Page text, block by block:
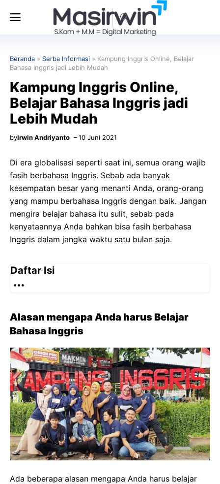
Menu
Beranda » Serba Informasi » Kampung Inggris Online, Belajar
Bahasa Inggris jadi Lebih Mudah
Kampung Inggris Online,
Belajar Bahasa Inggris jadi
Lebih Mudah
byIrwin Andriyanto 10 Juni 2021
Di era globalisasi seperti saat ini, semua orang wajib
fasih berbahasa Inggris. Sebab ada banyak
kesempatan besar yang menanti Anda, orang-orang
yang mampu berbahasa Inggris dengan baik. Jangan
mengira belajar bahasa itu sulit, sebab pada
kenyataannya Anda bahkan bisa fasih berbahasa
Inggris dalam jangka waktu satu bulan saja.
Daftar Isi
Alasan mengapa Anda harus Belajar
Bahasa Inggris
Ada beberapa alasan mengapa Anda harus belajar